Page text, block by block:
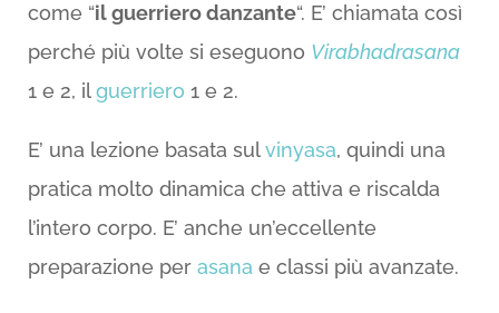
come “il guerriero danzante“. E’ chiamata così
perché più volte si eseguono Virabhadrasana
1 e 2, ilguerriero 1 e 2.
E’ una lezione basata sulvinyasa, quindi una
pratica molto dinamica che attiva e riscalda
l’intero corpo. E’ anche un’eccellente
preparazione per asana e classi più avanzate.